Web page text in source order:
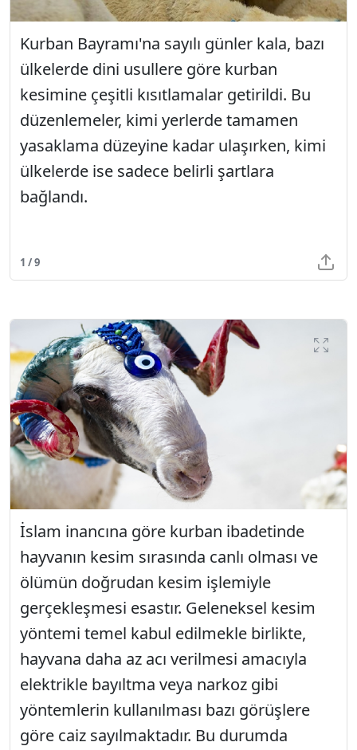
Kurban Bayramı'na sayılı günler kala, bazı
ülkelerde dini usullere göre kurban
kesimine çeşitli kısıtlamalar getirildi. Bu
düzenlemeler, kimi yerlerde tamamen
yasaklama düzeyine kadar ulaşırken, kimi
ülkelerde ise sadece belirli şartlara
bağlandı.
1 / 9
İslam inancına göre kurban ibadetinde
hayvanın kesim sırasında canlı olması ve
ölümün doğrudan kesim işlemiyle
gerçekleşmesi esastır. Geleneksel kesim
yöntemi temel kabul edilmekle birlikte,
hayvana daha az acı verilmesi amacıyla
elektrikle bayıltma veya narkoz gibi
yöntemlerin kullanılması bazı görüşlere
göre caiz sayılmaktadır. Bu durumda